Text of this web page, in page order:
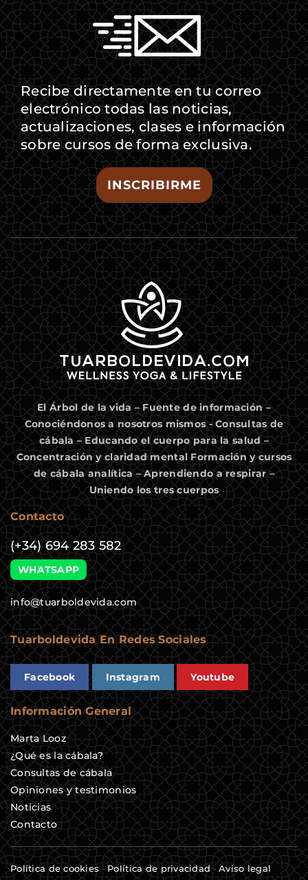
Recibe directamente en tu correo
electrónico todas las noticias,
actualizaciones, clases e información
sobre cursos de forma exclusiva.
INSCRIBIRME
El Árbol de la vida – Fuente de información –
Conociéndonos a nosotros mismos - Consultas de
cábala – Educando el cuerpo para la salud –
Concentración y claridad mental Formación y cursos
de cábala analítica – Aprendiendo a respirar –
Uniendo los tres cuerpos
Contacto
(+34) 694 283 582
WHATSAPP
info@tuarboldevida.com
Tuarboldevida En Redes Sociales
Facebook Instagram Youtube
Información General
Marta Looz
¿Qué es la cábala?
Consultas de cábala
Opiniones y testimonios
Noticias
Contacto
Política de cookies- Política de privacidad-Aviso legal